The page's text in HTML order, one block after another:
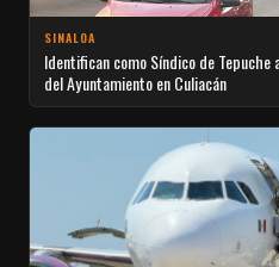
SINALOA
Identifican como Síndico de
del Ayuntamiento en Culiacán